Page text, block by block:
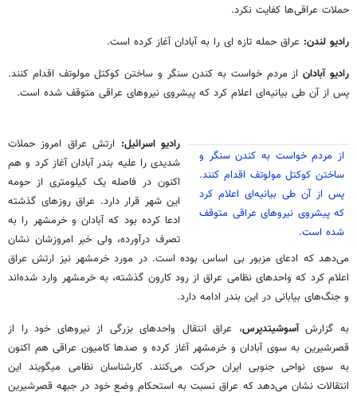
حملات عراقی‌ها کفایت نکرد.
رادیو لندن: عراق حمله تازه ای را به آبادان آغاز کرده است.
رادیو آباداناز مردم خواست به کندن سنگر و ساختن کوکتل مولوتف اقدام کنند.
پس از آن طی بیانیه‌ای اعلام کرد که پیشروی نیروهای عراقی متوقف شده است.
از مردم خواست به کندن سنگر و
ساختن کوکتل مولوتف اقدام کنند.
پس از آن طی بیانیه‌ای اعلام کرد
که پیشروی نیروهای عراقی متوقف
شده است.
رادیو اسرائیل: ارتش عراق امروز حملات
شدیدی را علیه بندر آبادان آغاز کرد و هم
اکنون در فاصله یک کیلومتری از حومه
این شهر قرار دارد. عراق روزهای گذشته
ادعا کرده بود که آبادان و خرمشهر را به
تصرف درآورده، ولی خبر امروزشان نشان
می‌دهد که ادعای مزبور بی اساس بوده است. در مورد خرمشهر نیز ارتش عراق
اعلام کرد که واحدهای نظامی عراق از رود کارون گذشته، به خرمشهر وارد شده‌اند
و جنگ‌های بیابانی در این بندر ادامه دارد.
به گزارشآسوشیتدپرس، عراق انتقال واحدهای بزرگی از نیروهای خود را از
قصرشیرین به سوی آبادان و خرمشهر آغاز کرده و صدها کامیون عراقی هم اکنون
به سوی نواحی جنوبی ایران حرکت می‌کنند. کارشناسان نظامی میگویند این
انتقالات نشان می‌دهد که عراق نسبت به استحکام وضع خود در جبهه قصرشیرین